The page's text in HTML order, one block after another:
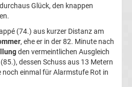
Glück, den knappen
(74.) aus kurzer Distanz am
, ehe er in der 82. Minute nach
den vermeintlichen Ausgleich
dessen Schuss aus 13 Metern
einmal für Alarmstufe Rot in